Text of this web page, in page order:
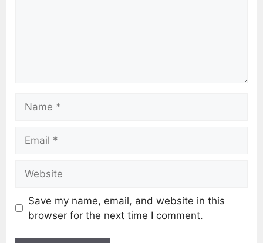
Save my name, email, and website in this
browser for the next time I comment.